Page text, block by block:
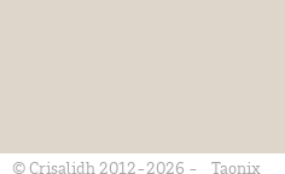
© Crisalidh 2012-2026 - Taonix